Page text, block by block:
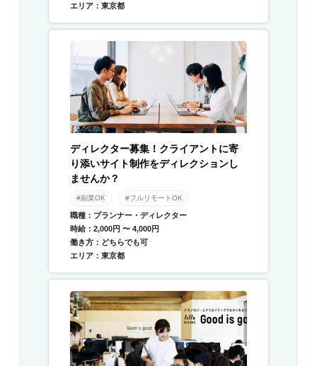
エリア：東京都
ディレクター募集！クライアントに寄
り添いサイト制作をディレクションし
ませんか？
#副業OK #フルリモートOK
職種：プランナー・ディレクター
時給：2,000円 〜 4,000円
働き方：どちらでも可
エリア：東京都